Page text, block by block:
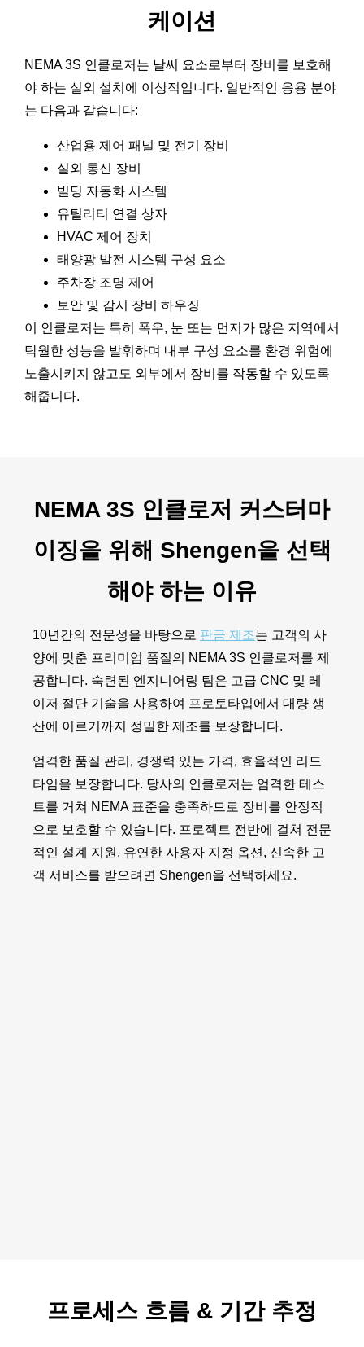
케이션
NEMA 3S 인클로저는 날씨 요소로부터 장비를 보호해
야 하는 실외 설치에 이상적입니다. 일반적인 응용 분야
는 다음과 같습니다:
산업용 제어 패널 및 전기 장비
실외 통신 장비
빌딩 자동화 시스템
유틸리티 연결 상자
HVAC 제어 장치
태양광 발전 시스템 구성 요소
주차장 조명 제어
보안 및 감시 장비 하우징
이 인클로저는 특히 폭우, 눈 또는 먼지가 많은 지역에서
탁월한 성능을 발휘하며 내부 구성 요소를 환경 위험에
노출시키지 않고도 외부에서 장비를 작동할 수 있도록
해줍니다.
NEMA 3S 인클로저 커스터마
이징을 위해 Shengen을 선택
해야 하는 이유
10년간의 전문성을 바탕으로 판금 제조는 고객의 사
양에 맞춘 프리미엄 품질의 NEMA 3S 인클로저를 제
공합니다. 숙련된 엔지니어링 팀은 고급 CNC 및 레
이저 절단 기술을 사용하여 프로토타입에서 대량 생
산에 이르기까지 정밀한 제조를 보장합니다.
엄격한 품질 관리, 경쟁력 있는 가격, 효율적인 리드
타임을 보장합니다. 당사의 인클로저는 엄격한 테스
트를 거쳐 NEMA 표준을 충족하므로 장비를 안정적
으로 보호할 수 있습니다. 프로젝트 전반에 걸쳐 전문
적인 설계 지원, 유연한 사용자 지정 옵션, 신속한 고
객 서비스를 받으려면 Shengen을 선택하세요.
프로세스 흐름 & 기간 추정